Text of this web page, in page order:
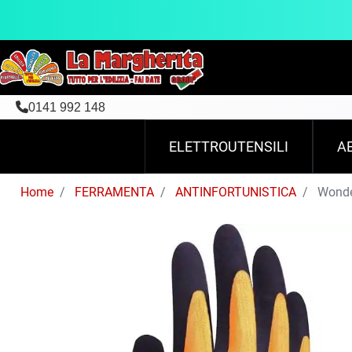
0141 992 148
ELETTROUTENSILI
Home FERRAMENTA ANTINFORTUNISTICA